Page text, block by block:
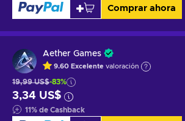
Comprar ahora
Aether Games
9.60 Excelente valoración
19,99 US$-83%
3,34 US$
11% de Cashback